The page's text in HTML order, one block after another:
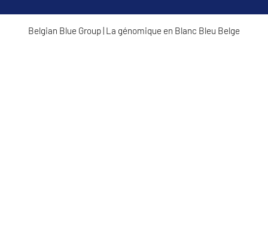
Belgian Blue Group| La génomique en Blanc Bleu Belge